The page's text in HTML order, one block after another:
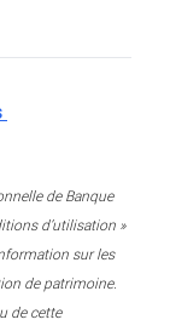
de Banque
d’utilisation »
sur les
de patrimoine.
de cette